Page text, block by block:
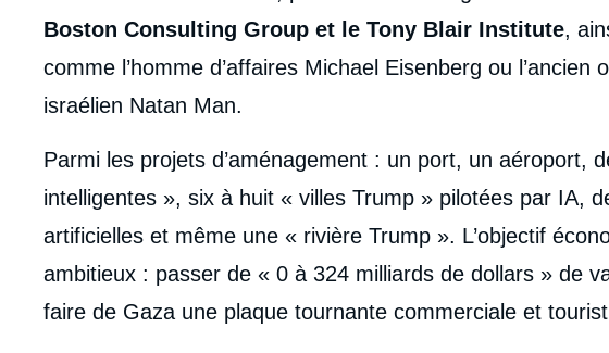
Boston Consulting Group et le Tony Blair Institute,
comme l’homme d’affaires Michael Eisenberg ou l’ancien
israélien Natan Man.
Parmi les projets d’aménagement : un port, un aéroport,
intelligentes », six à huit « villes Trump » pilotées par IA,
artificielles et même une « rivière Trump ». L’objectif
ambitieux : passer de « 0 à 324 milliards de dollars » de
faire de Gaza une plaque tournante commerciale et